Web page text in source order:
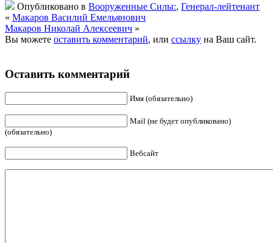
Опубликовано в Вооруженные Силы:, Генерал-лейтенант
« Макаров Василий Емельянович
Макаров Николай Алексеевич »
Вы можете оставить комментарий, или ссылку на Ваш сайт.
Оставить комментарий
Имя (обязательно)
Mail (не будет опубликовано)
(обязательно)
Вебсайт